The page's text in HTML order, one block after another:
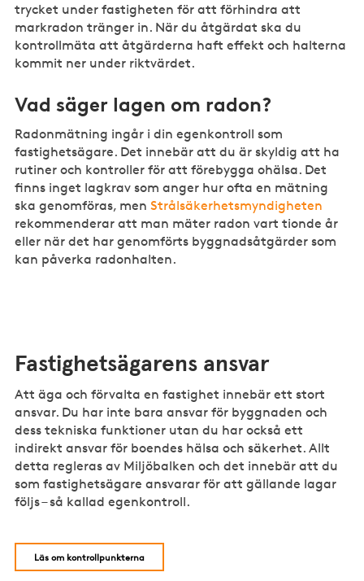
trycket under fastigheten för att förhindra att
markradon tränger in. När du åtgärdat ska du
kontrollmäta att åtgärderna haft effekt och halterna
kommit ner under riktvärdet.
Vad säger lagen om radon?
Radonmätning ingår i din egenkontroll som
fastighetsägare. Det innebär att du är skyldig att ha
rutiner och kontroller för att förebygga ohälsa. Det
finns inget lagkrav som anger hur ofta en mätning
ska genomföras, menStrålsäkerhetsmyndigheten
rekommenderar att man mäter radon vart tionde år
eller när det har genomförts byggnadsåtgärder som
kan påverka radonhalten.
Fastighetsägarens ansvar
Att äga och förvalta en fastighet innebär ett stort
ansvar. Du har inte bara ansvar för byggnaden och
dess tekniska funktioner utan du har också ett
indirekt ansvar för boendes hälsa och säkerhet. Allt
detta regleras av Miljöbalken och det innebär att du
som fastighetsägare ansvarar för att gällande lagar
följs – så kallad egenkontroll.
Läs om kontrollpunkterna